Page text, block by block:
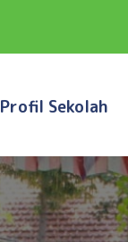
Profil Sekolah